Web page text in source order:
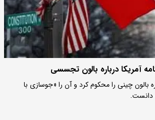
آمریکا درباره بالون تجسسی
بالون چینی را محکوم کرد و آن را «جوسازی با
دانست.